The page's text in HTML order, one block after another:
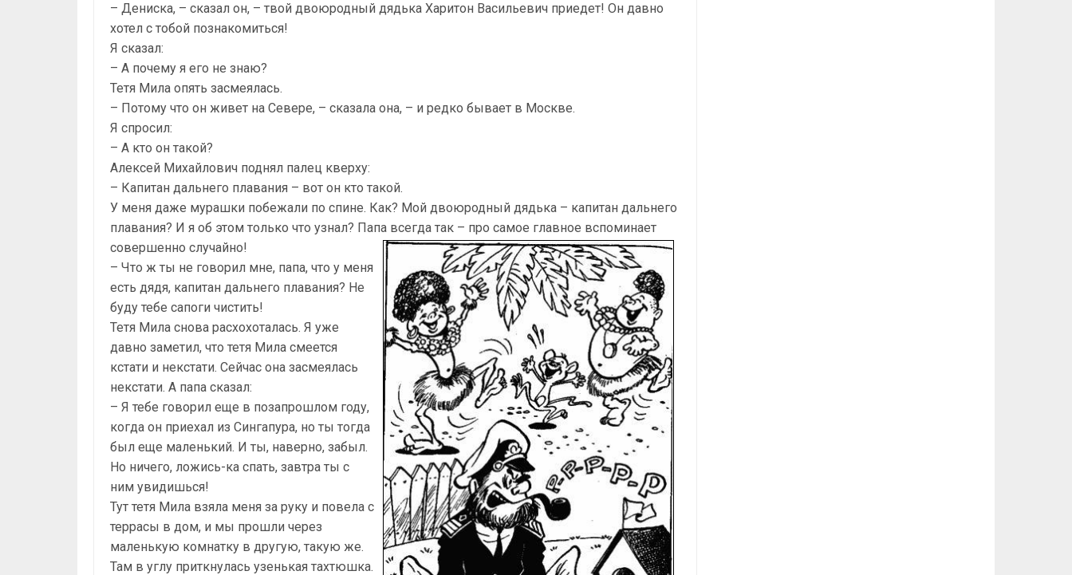
– Дениска, – сказал он, – твой двоюродный дядька Харитон Васильевич приедет! Он давно
хотел с тобой познакомиться!
Я сказал:
– А почему я его не знаю?
Тетя Мила опять засмеялась.
– Потому что он живет на Севере, – сказала она, – и редко бывает в Москве.
Я спросил:
– А кто он такой?
Алексей Михайлович поднял палец кверху:
– Капитан дальнего плавания – вот он кто такой.
У меня даже мурашки побежали по спине. Как? Мой двоюродный дядька – капитан дальнего
плавания? И я об этом только что узнал? Папа всегда так – про самое главное вспоминает
совершенно случайно!
– Что ж ты не говорил мне, папа, что у меня
есть дядя, капитан дальнего плавания? Не
буду тебе сапоги чистить!
Тетя Мила снова расхохоталась. Я уже
давно заметил, что тетя Мила смеется
кстати и некстати. Сейчас она засмеялась
некстати. А папа сказал:
– Я тебе говорил еще в позапрошлом году,
когда он приехал из Сингапура, но ты тогда
был еще маленький. И ты, наверно, забыл.
Но ничего, ложись-ка спать, завтра ты с
ним увидишься!
Тут тетя Мила взяла меня за руку и повела с
террасы в дом, и мы прошли через
маленькую комнатку в другую, такую же.
Там в углу приткнулась узенькая тахтюшка.